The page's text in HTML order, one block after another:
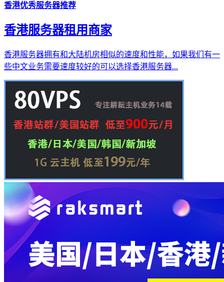
香港优秀服务器推荐
香港服务器租用商家
香港服务器拥有和大陆机房相似的速度和性能，如果我们有一
些中文业务需要速度较好的可以选择香港服务器...